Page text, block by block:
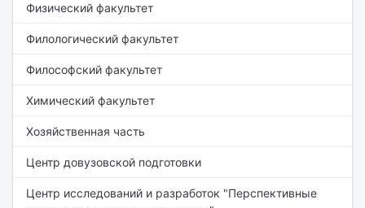
Физический факультет
Филологический факультет
Философский факультет
Химический факультет
Хозяйственная часть
Центр довузовской подготовки
Центр исследований и разработок "Перспективные